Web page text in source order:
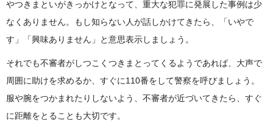
やつきまといがきっかけとなって、重大な犯罪に発展した事例は少
なくありません。もし知らない人が話しかけてきたら、「いやで
す」「興味ありません」と意思表示しましょう。
それでも不審者がしつこくつきまとってくるようであれば、大声で
周囲に助けを求めるか、すぐに110番をして警察を呼びましょう。
服や腕をつかまれたりしないよう、不審者が近づいてきたら、すぐ
に距離をとることも大切です。